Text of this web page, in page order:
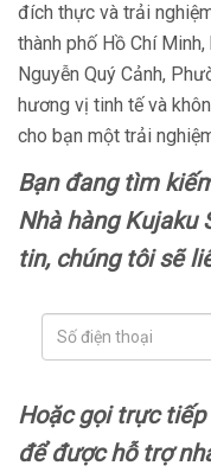
đích thực và trải
thành phố Hồ Chí
Nguyễn Quý Cảnh,
hương vị tinh tế và
cho bạn một trải
Bạn đang tìm
Nhà hàng Kujaku
tin, chúng tôi sẽ
Hoặc gọi trực
để được hỗ trợ